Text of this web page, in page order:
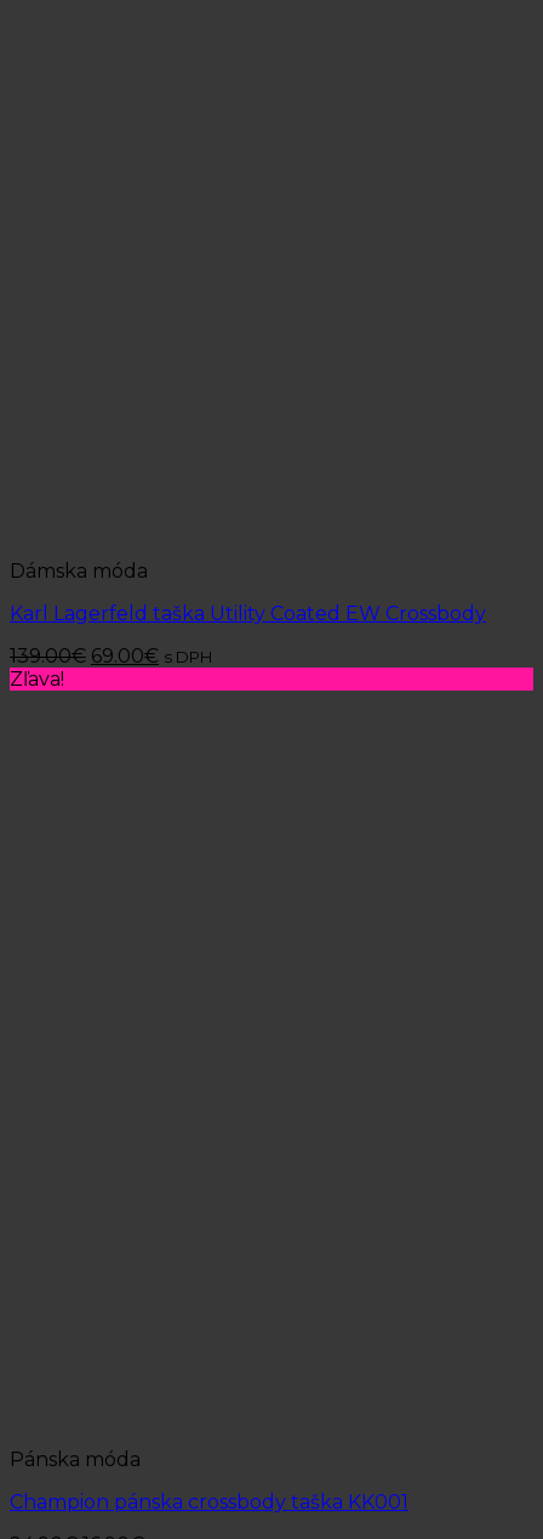
Dámska móda
Karl Lagerfeld taška Utility Coated EW Crossbody
139.00€ 69.00€ s DPH
Zľava!
Pánska móda
Champion pánska crossbody taška KK001